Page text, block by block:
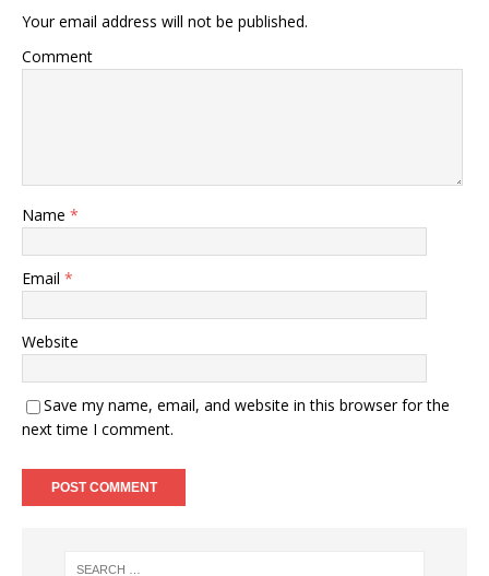
Your email address will not be published.
Comment
Name *
Email *
Website
Save my name, email, and website in this browser for the
next time I comment.